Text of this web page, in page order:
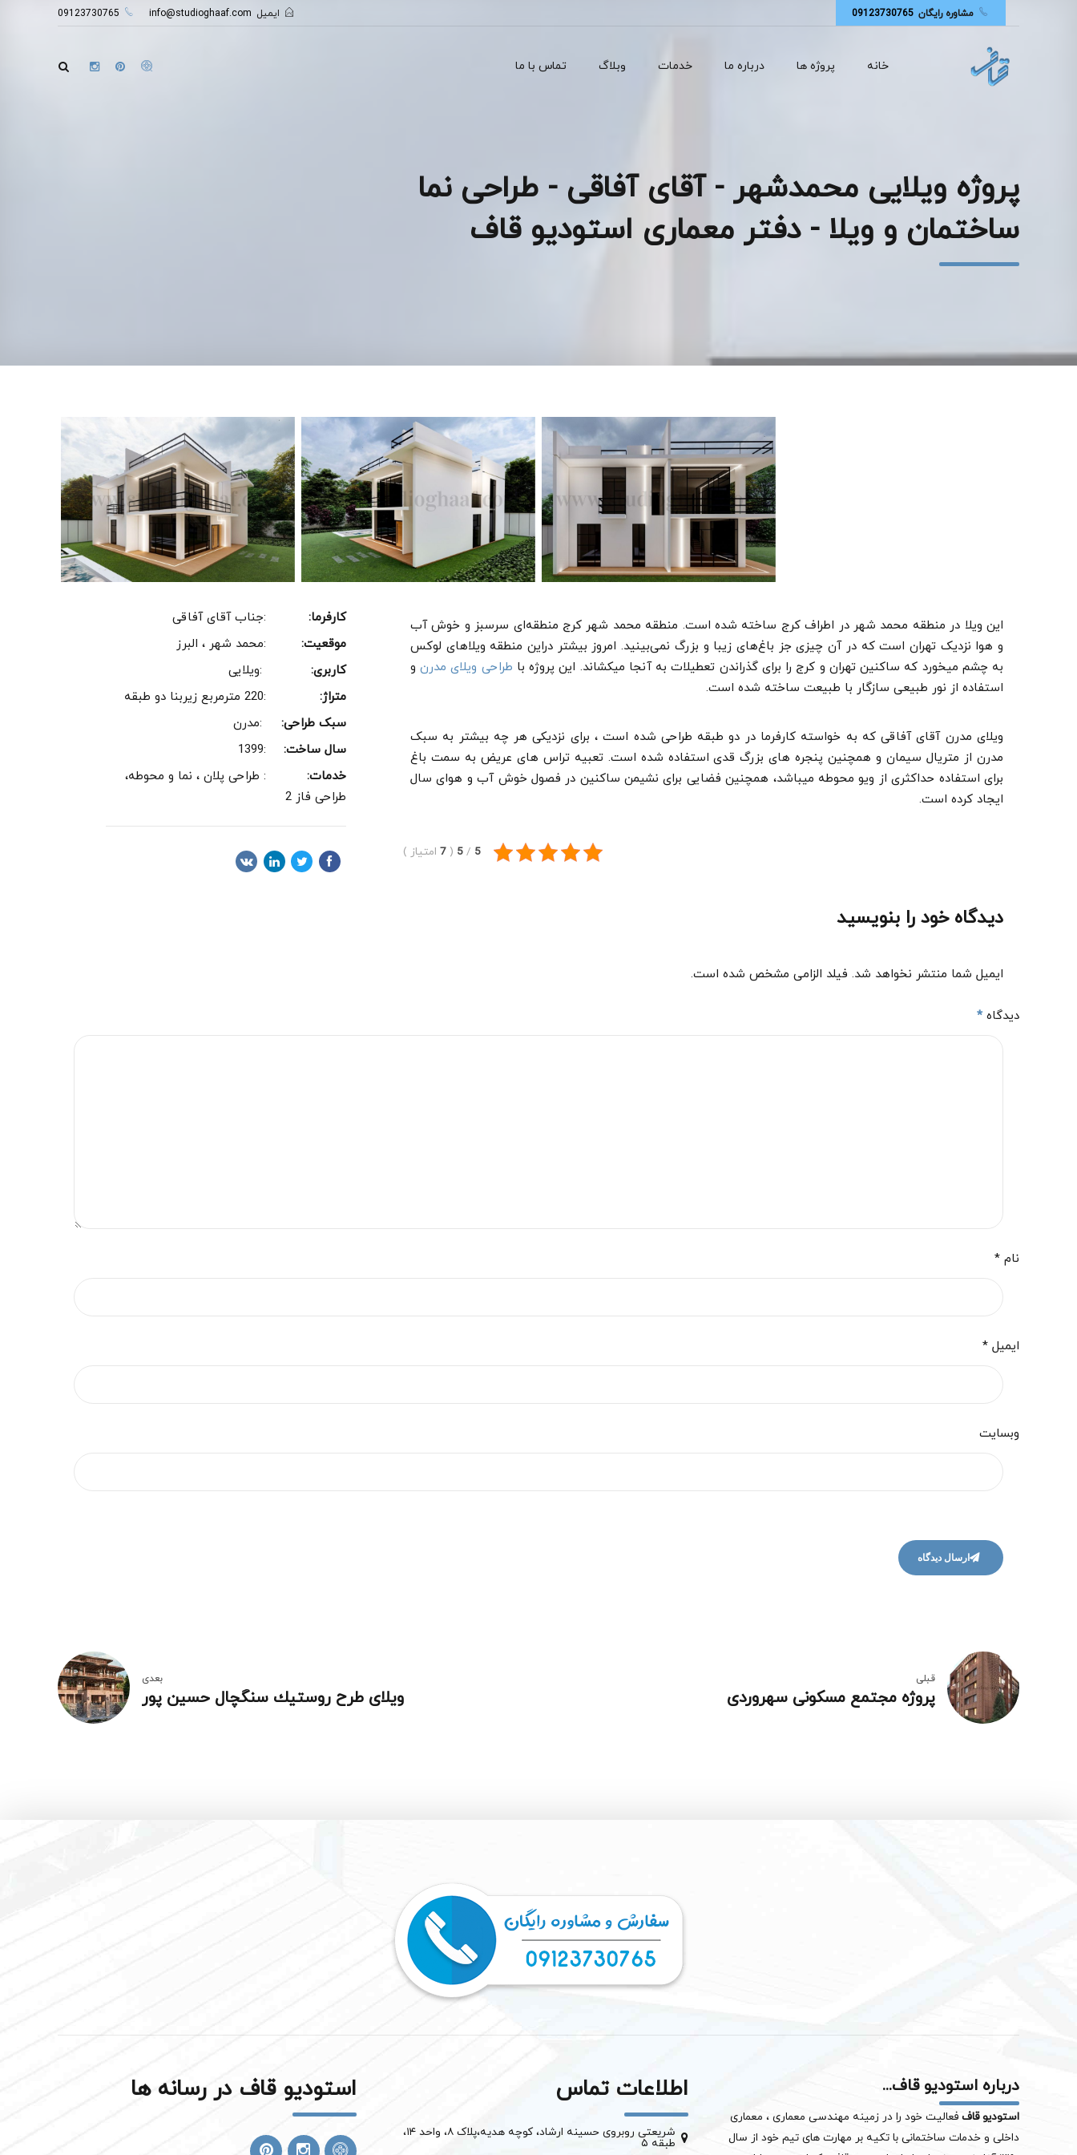
مشاوره رایگان 09123730765 ایمیل info@studioghaaf.com
09123730765
خانه پروژه ها درباره ما خدمات وبلاگ تماس با ما
پروژه ویلایی محمدشهر - آقای آفاقی - طراحی نما
ساختمان و ویلا - دفتر معماری استودیو قاف
این ویلا در منطقه محمد شهر در اطراف کرج ساخته شده است. منطقه محمد شهر کرج منطقه‌ای سرسبز و خوش آب
و هوا نزدیک تهران است که در آن چیزی جز باغ‌های زیبا و بزرگ نمی‌بینید. امروز بیشتر دراین منطقه ویلا‌های لوکس
به چشم میخورد که ساکنین تهران و کرج را برای گذراندن تعطیلات به آنجا میکشاند. این پروژه با طراحی ویلای مدرنو
استفاده از نور طبیعی سازگار با طبیعت ساخته شده است.
ویلای مدرن آقای آفاقی که به خواسته کارفرما در دو طبقه طراحی شده است ، برای نزدیکی هر چه بیشتر به سبک
مدرن از متریال سیمان و همچنین پنجره های بزرگ قدی استفاده شده است.تعبیه تراس های عریض به سمت باغ
برای استفاده حداکثری از ویو محوطه میباشد، همچنین فضایی برای نشیمن ساکنین در فصول خوش آب و هوای سال
ایجاد کرده است.
5
/
5
(
7 امتیاز )
کارفرما:
:جناب آقای آفاقی
موقعیت:
:محمد شهر ، البرز
کاربری:
:ویلایی
متراژ:
:220 مترمربع زیربنا دو طبقه
سبک طراحی:
:مدرن
سال ساخت:
:1399
خدمات:
: طراحی پلان ، نما و محوطه،
طراحی فاز 2
دیدگاه خود را بنویسید
ایمیل شما منتشر نخواهد شد. فیلد الزامی مشخص شده است.
دیدگاه *
نام *
ایمیل *
وبسایت
ارسال دیدگاه
قبلی
پروژه مجتمع مسکونی سهروردی
بعدی
ویلای طرح روستيك سنگچال حسین پور
درباره استودیو قاف...
استودیو قاف فعالیت خود را در زمینه مهندسی معماری ، معماری
داخلی و خدمات ساختمانی با تکیه بر مهارت های تیم خود از سال
اطلاعات تماس
شریعتی روبروی حسینه ارشاد، کوچه هدیه،پلاک ۸، واحد ۱۴،
طبقه ۵
استودیو قاف در رسانه ها